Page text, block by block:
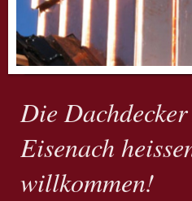
Die
Eisenach
willkommen!